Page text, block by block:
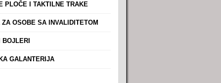
PLOČE I TAKTILNE TRAKE
ZA OSOBE SA INVALIDITETOM
GALANTERIJA